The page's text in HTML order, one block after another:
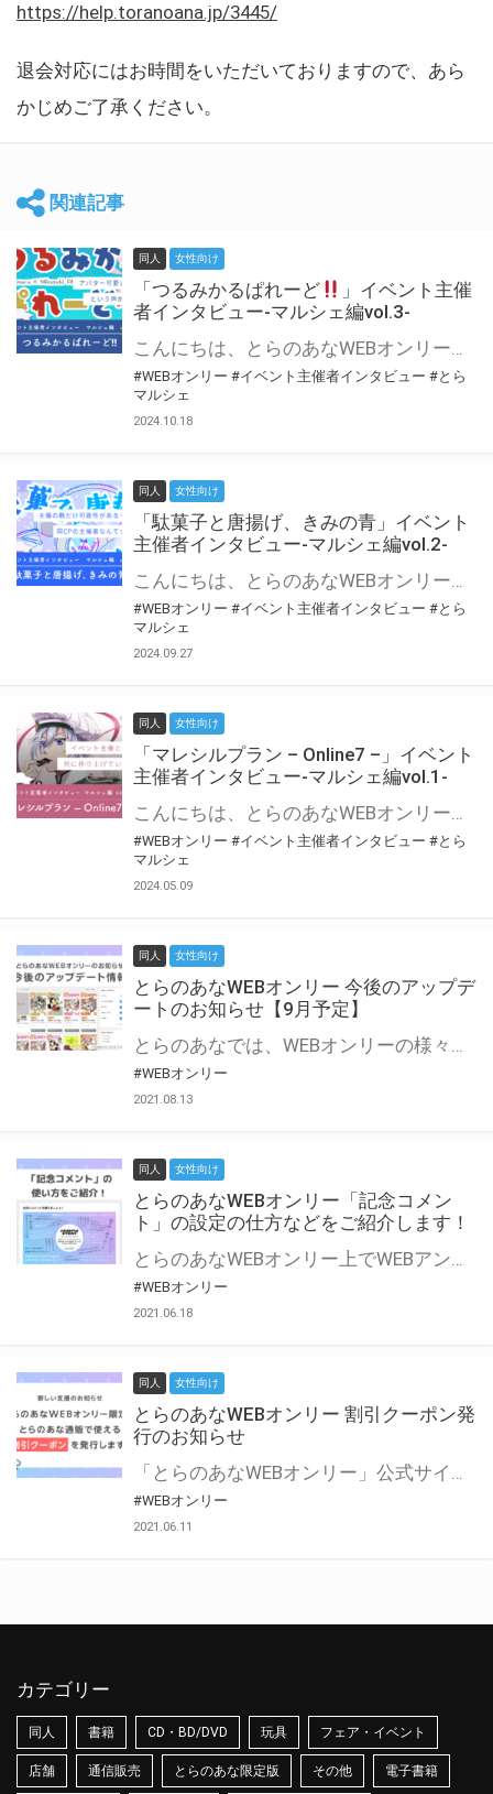
https://help.toranoana.jp/3445/
退会対応にはお時間をいただいておりますので、あら
かじめご了承ください。
関連記事
同人 女性向け
「つるみかるぱれーど
」イベント主催
者インタビュー-マルシェ編vol.3-
こんにちは、とらのあなWEBオンリー運営スタッフです。 新たにお届けする、イベント主催者インタビュー-マルシェ編-は、 とらのあなWEBオンリー「マルシェ」をご利用した主催様に 「マルシェ」を使って開催した感想や心がけをお聞きする企画です。 今回は、WEBオンリー初開催「つるみかるぱれーど
#WEBオンリー #イベント主催者インタビュー #とら
マルシェ
2024.10.18
同人 女性向け
「駄菓子と唐揚げ、きみの青」イベント
主催者インタビュー-マルシェ編vol.2-
こんにちは、とらのあなWEBオンリー運営スタッフです。 新たにお届けする、イベント主催者インタビュー-マルシェ編-は、 とらのあなWEBオンリー「マルシェ」をご利用の主催様に 「マルシェ」を使ってイベントを開催した感想や心がけをお聞きする企画です。 今回は、WEBオンリー初開催「駄菓子と唐揚げ、きみの青」より、 主催のぎこ六屋様にお話を伺いました。 協力：ぎこ六屋様／イベント公式Twitter（@krkgwks） とらのあなWEBオンリー「マルシェ」とは？ WEBオンリーでリアルタイムでコミュニケーションがとれるオンライン会場です。
#WEBオンリー #イベント主催者インタビュー #とら
マルシェ
2024.09.27
同人 女性向け
「マレシルプラン – Online7 –」イベント
主催者インタビュー-マルシェ編vol.1-
こんにちは、とらのあなWEBオンリー運営スタッフです。 新たにお届けする、イベント主催者インタビュー-マルシェ編-は、 とらのあなWEBオンリー「マルシェ」をご利用した主催様に 「マルシェ」を使って開催した感想や心がけをお聞きする企画です。 今回は、WEBオンリー開催7回目迎えた「マレシルプラン – Online7 –」より、 主催の玉川うた様にお話を伺いました。 ▼マレシルプランのインタビュー前回記事 「イベント主催者インタビュー vol.6」はこちら 協力：玉川うた様（マレシルプラン実行委員会 代表）／イベント公式Twitter（@mallesil_plan） とらのあなWEBオンリー「マルシェ」とは？ WEBオンリーでリアルタイムでコミュニケーションがとれるオンライン会場です。
#WEBオンリー #イベント主催者インタビュー #とら
マルシェ
2024.05.09
同人 女性向け
とらのあなWEBオンリー 今後のアップデ
ートのお知らせ【9月予定】
とらのあなでは、WEBオンリーの様々な支援を実施しています。 今回は2021年9月に実装を予定しているアップデート情報についてご紹介いたします。 とらのあなWEBオンリーサイトはこちら
#WEBオンリー
2021.08.13
同人 女性向け
とらのあなWEBオンリー「記念コメン
ト」の設定の仕方などをご紹介します！
とらのあなWEBオンリー上でWEBアンソロジーが作成できる「記念コメント」について、その使い方や作成手順を解説します！ 支援タイプを「サークル参加型」「サークル参加型・マルシェ(イベント会場)機能付き」でお申し込みいただいている主催者様はぜひご活用ください♪ とらのあなWEBオンリーサイトはこちら
#WEBオンリー
2021.06.18
同人 女性向け
とらのあなWEBオンリー 割引クーポン発
行のお知らせ
「とらのあなWEBオンリー」公式サイトでとらのあな通販の「割引クーポン」を配布中！ イベントごとに開催当日限定で使える割引クーポンのシリアルコードを発行します。 とらのあなWEBオンリーのページをチェックして、イベント当日にお得にお買い物を楽しみましょう♪ ※本キャンペーンは予告なく終了する場合がございます。 とらのあなWEBオンリーサイトはこちら
#WEBオンリー
2021.06.11
カテゴリー
同人 書籍 CD・BD/DVD 玩具 フェア・イベント
店舗 通信販売 とらのあな限定版 その他 電子書籍